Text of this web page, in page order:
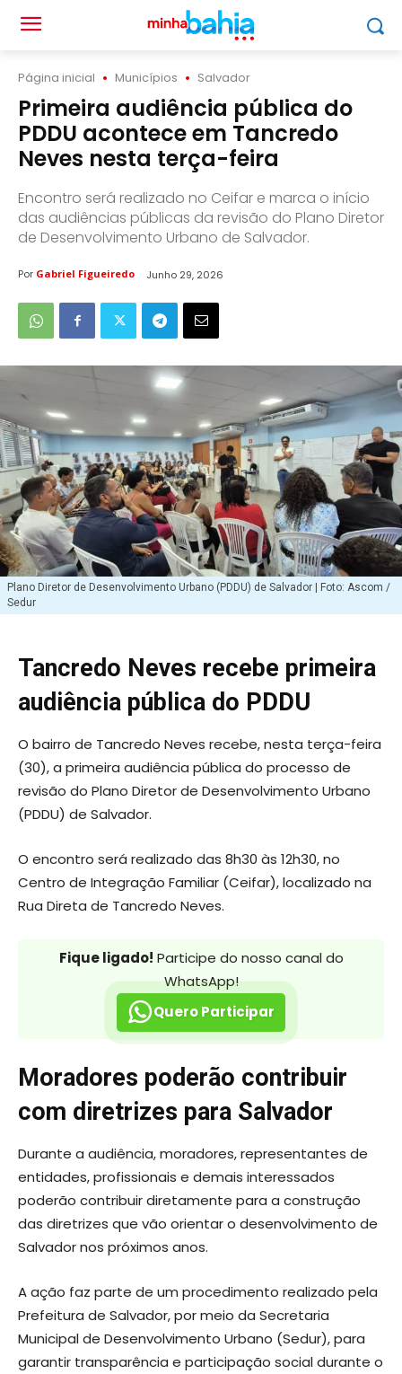
Página inicial Municípios Salvador
Primeira audiência pública do
PDDU acontece em Tancredo
Neves nesta terça-feira
Encontro será realizado no Ceifar e marca o início
das audiências públicas da revisão do Plano Diretor
de Desenvolvimento Urbano de Salvador.
Por Gabriel Figueiredo Junho 29, 2026
Plano Diretor de Desenvolvimento Urbano (PDDU) de Salvador | Foto: Ascom /
Sedur
Tancredo Neves recebe primeira
audiência pública do PDDU
O bairro de Tancredo Neves recebe, nesta terça-feira
(30), a primeira audiência pública do processo de
revisão do Plano Diretor de Desenvolvimento Urbano
(PDDU) de Salvador.
O encontro será realizado das 8h30 às 12h30, no
Centro de Integração Familiar (Ceifar), localizado na
Rua Direta de Tancredo Neves.
Fique ligado! Participe do nosso canal do
WhatsApp!
Quero Participar
Moradores poderão contribuir
com diretrizes para Salvador
Durante a audiência, moradores, representantes de
entidades, profissionais e demais interessados
poderão contribuir diretamente para a construção
das diretrizes que vão orientar o desenvolvimento de
Salvador nos próximos anos.
A ação faz parte de um procedimento realizado pela
Prefeitura de Salvador, por meio da Secretaria
Municipal de Desenvolvimento Urbano (Sedur), para
garantir transparência e participação social durante o